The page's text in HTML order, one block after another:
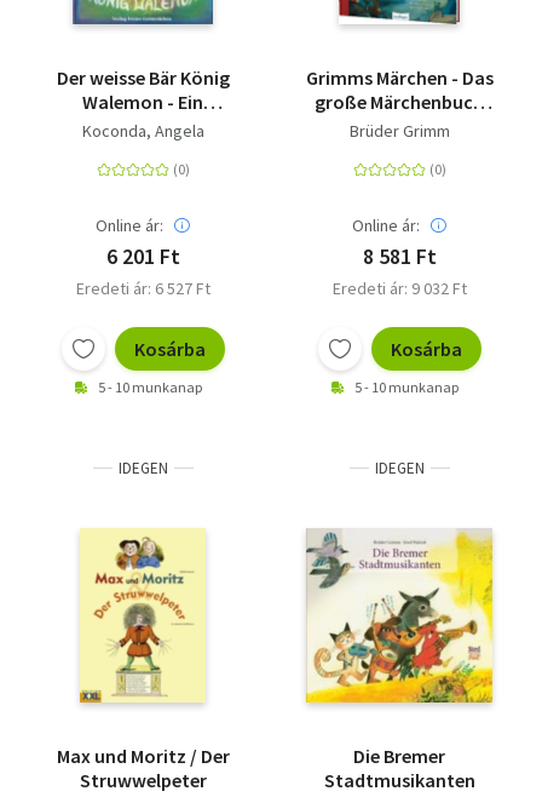
Der weisse Bär König
Walemon - Ein
norwegisches Märchen
Koconda, Angela
Online ár:
6 201 Ft
Eredeti ár: 6 527 Ft
Kosárba
5 - 10 munkanap
Grimms Märchen - Das
große Märchenbuch
zum Vorlesen und
Brüder Grimm
Online ár:
8 581 Ft
Eredeti ár: 9 032 Ft
Kosárba
5 - 10 munkanap
IDEGEN
Max und Moritz / Der
Struwwelpeter
IDEGEN
Die Bremer
Stadtmusikanten